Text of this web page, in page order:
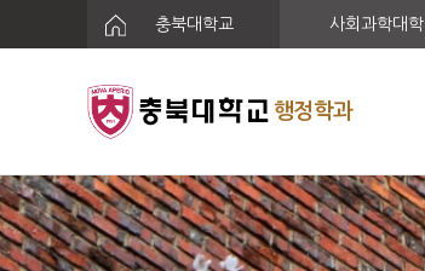
충북대학교 사회과학대학
행정학과